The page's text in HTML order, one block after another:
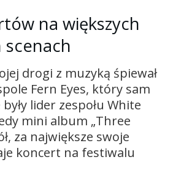
na większych
scenach
drogi z muzyką śpiewał
Fern Eyes, który sam
były lider zespołu White
mini album „Three
za największe swoje
koncert na festiwalu